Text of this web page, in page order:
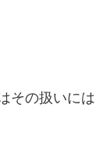
その扱いには